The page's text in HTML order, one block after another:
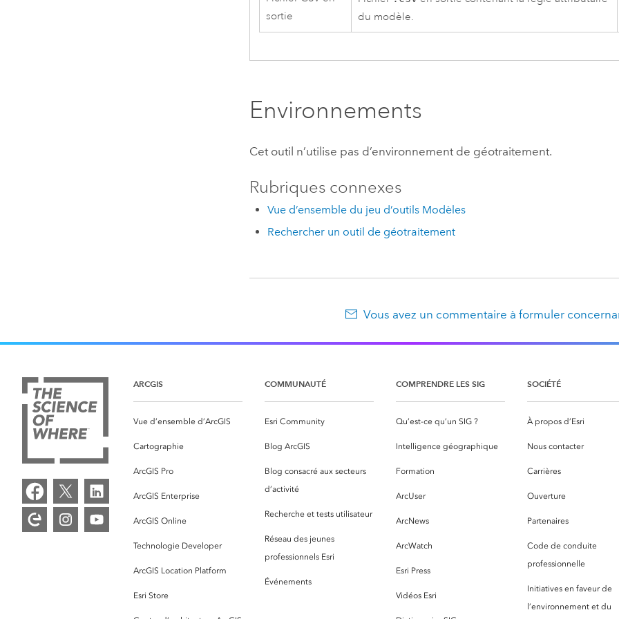
sortie
du modèle.
Environnements
Cet outil n’utilise pas d’environnement de géotraitement.
Rubriques connexes
Vue d’ensemble du jeu d’outils Modèles
Rechercher un outil de géotraitement
Vous avez un commentaire à formuler
ARCGIS
Vue d’ensemble d’ArcGIS
Cartographie
ArcGIS Pro
ArcGIS Enterprise
ArcGIS Online
Technologie Developer
ArcGIS Location Platform
Esri Store
COMMUNAUTÉ
Esri Community
Blog ArcGIS
Blog consacré aux secteurs
d’activité
Recherche et tests utilisateur
Réseau des jeunes
professionnels Esri
Événements
COMPRENDRE LES SIG
Qu’est-ce qu’un SIG ?
Intelligence géographique
Formation
ArcUser
ArcNews
ArcWatch
Esri Press
Vidéos Esri
SOCIÉTÉ
À propos d’Esri
Nous contacter
Carrières
Ouverture
Partenaires
Code de conduite
professionnelle
Initiatives en faveur de
l’environnement et du